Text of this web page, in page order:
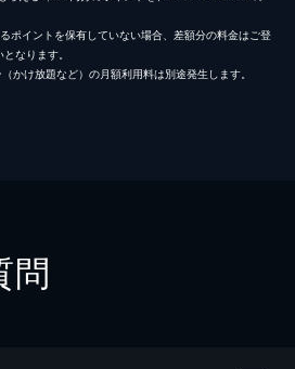
ポイントを保有していない場合、差額分の料金はご登
なります。
かけ放題など）の月額利用料は別途発生します。
問